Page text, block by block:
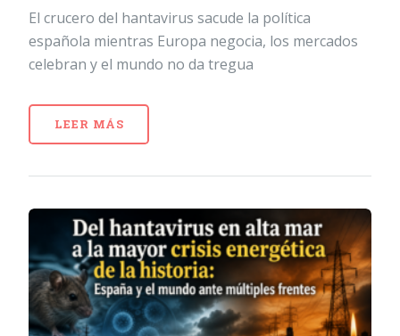
El crucero del hantavirus sacude la política
española mientras Europa negocia, los mercados
celebran y el mundo no da tregua
LEER MÁS